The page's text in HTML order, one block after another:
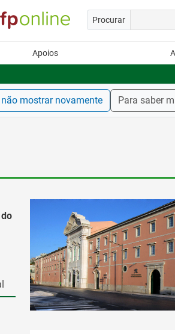
Procurar
Apoios
não mostrar novamente Para saber